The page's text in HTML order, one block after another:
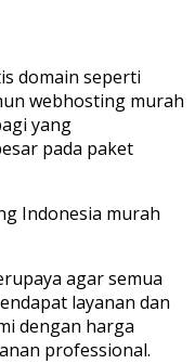
domain seperti
webhosting murah
yang
pada paket
Indonesia murah
agar semua
layanan dan
dengan harga
professional.